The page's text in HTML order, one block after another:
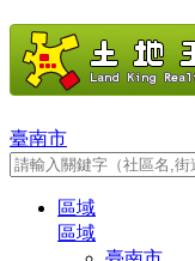
臺南市
區域
區域